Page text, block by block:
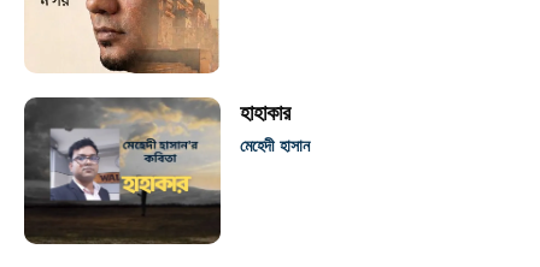
হাহাকার
মেহেদী হাসান